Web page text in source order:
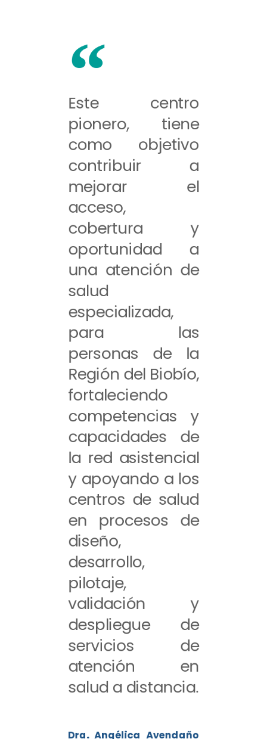
Este centro
pionero, tiene
como objetivo
contribuir a
mejorar el
acceso,
cobertura y
oportunidad a
una atención de
salud
especializada,
para las
personas de la
Región del Biobío,
fortaleciendo
competencias y
capacidades de
la red asistencial
y apoyando a los
centros de salud
en procesos de
diseño,
desarrollo,
pilotaje,
validación y
despliegue de
servicios de
atención en
salud a distancia.
Dra. Angélica Avendaño